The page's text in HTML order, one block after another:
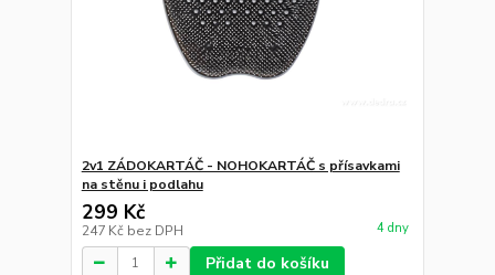
2v1 ZÁDOKARTÁČ - NOHOKARTÁČ s přísavkami
na stěnu i podlahu
299 Kč
247 Kč bez DPH 4 dny
Přidat do košíku